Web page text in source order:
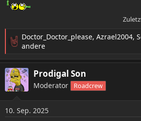
R
a
k
t
i
o
n
Doctor_Doctor_please, Azrael2004,
andere
Prodigal Son
Moderator Roadcrew
10. Sep. 2025